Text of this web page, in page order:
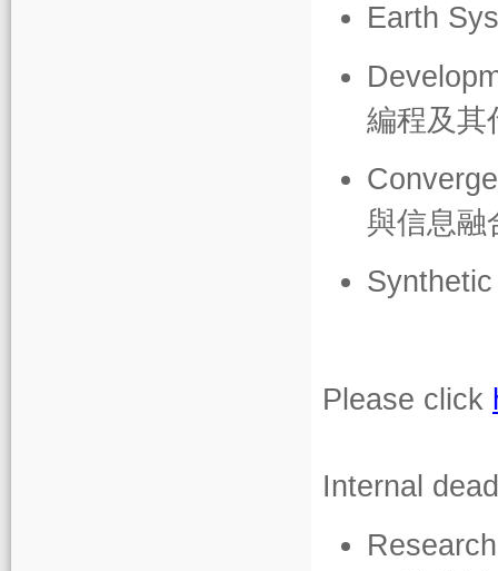
Earth
編程及其
與信息融
Please click
Internal